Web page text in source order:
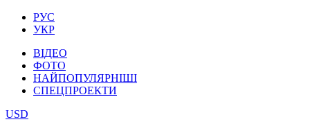
РУС
УКР
ВІДЕО
ФОТО
НАЙПОПУЛЯРНІШІ
СПЕЦПРОЕКТИ
USD